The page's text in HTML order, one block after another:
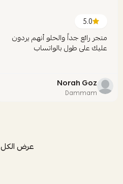
5.0
متجر رائع جداً والحلو أنهم يردون
عليك على طول بالواتساب
Norah Goz
Dammam
عرض الكل